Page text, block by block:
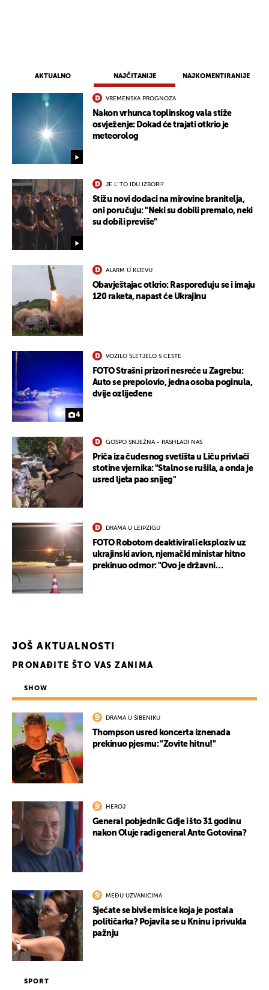
AKTUALNO NAJČITANIJE NAJKOMENTIRANIJE
VREMENSKA PROGNOZA
Nakon vrhunca toplinskog vala stiže
osvježenje: Dokad će trajati otkrio je
meteorolog
JE L' TO IDU IZBORI?
Stižu novi dodaci na mirovine branitelja,
oni poručuju: "Neki su dobili premalo, neki
su dobili previše"
ALARM U KIJEVU
Obavještajac otkrio: Raspoređuju se i imaju
120 raketa, napast će Ukrajinu
4
VOZILO SLETJELO S CESTE
FOTO Strašni prizori nesreće u Zagrebu:
Auto se prepolovio, jedna osoba poginula,
dvije ozlijeđene
GOSPO SNJEŽNA - RASHLADI NAS
Priča iza čudesnog svetišta u Liču privlači
stotine vjernika: "Stalno se rušila, a onda je
usred ljeta pao snijeg"
DRAMA U LEIPZIGU
FOTO Robotom deaktivirali eksploziv uz
ukrajinski avion, njemački ministar hitno
prekinuo odmor: "Ovo je državni
JOŠ AKTUALNOSTI
PRONAĐITE ŠTO VAS ZANIMA
SHOW
DRAMA U ŠIBENIKU
Thompson usred koncerta iznenada
prekinuo pjesmu: "Zovite hitnu!"
HEROJ
General pobjednik: Gdje i što 31 godinu
nakon Oluje radi general Ante Gotovina?
MEĐU UZVANICIMA
Sjećate se bivše misice koja je postala
političarka? Pojavila se u Kninu i privukla
pažnju
SPORT
UKLJUČITE NOTIFIKACIJE